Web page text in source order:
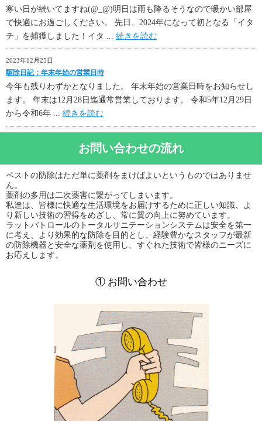
寒い日が続いてますね(@_@)明日は雨も降るそうなので暖かい部屋
で快適にお過ごしください。 先日、2024年になって初となる「イタ
チ」を捕獲しました！イタ ... 続きを読む
2023年12月25日
駆除日記：年末年始の営業日時
今年も残りわずかとなりました。 年末年始の営業日時をお知らせし
ます。 年末は12月28日迄通常営業しております。 令和5年12月29日
から令和6年 ... 続きを読む
お問い合わせの流れ
ペストの防除はただ単に薬剤をまけばよいというものではありませ
ん。
薬剤の多用は二次薬害に繋がってしまいます。
私達は、皆様に快適な生活環境をお届けするために正しい知識、よ
り新しい技術の習得をめざし、常に質の向上に努めています。
ラットパトロールのトータルサニテーションシステムは安全を第一
に考え、より効果的な防除を目的とし、経験豊かなスタッフが最新
の防除機器と安全な薬剤を使用し、すぐれた技術で皆様のニーズに
お応えします。
① お問い合わせ